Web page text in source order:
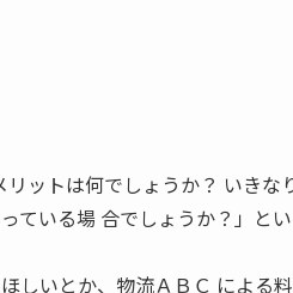
ットは何でしょうか？ いきな
ている場 合でしょうか？」と
しいとか、物流ＡＢＣ による